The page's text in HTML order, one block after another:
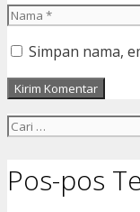
Nama
Simpan nama,
Cari
Pos-pos